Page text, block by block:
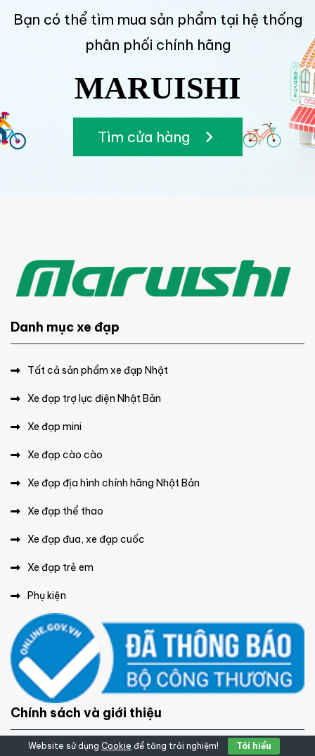
Bạn có thể tìm mua sản phẩm tại hệ thống
phân phối chính hãng
MARUISHI
Tìm cửa hàng
Danh mục xe đạp
Tất cả sản phẩm xe đạp Nhật
Xe đạp trợ lực điện Nhật Bản
Xe đạp mini
Xe đạp cào cào
Xe đạp địa hình chính hãng Nhật Bản
Xe đạp thể thao
Xe đạp đua, xe đạp cuốc
Xe đạp trẻ em
Phụ kiện
Chính sách và giới thiệu
Website sử dụng Cookie để tăng trải nghiệm! Tôi hiểu